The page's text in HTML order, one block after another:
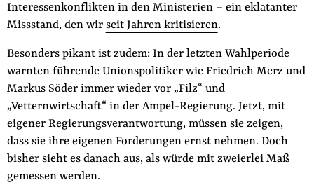
Interessenkonflikten in den Ministerien – ein eklatanter
Missstand, den wir seit Jahren kritisieren.
Besonders pikant ist zudem: In der letzten Wahlperiode
warnten führende Unionspolitiker wie Friedrich Merz und
Markus Söder immer wieder vor „Filz“ und
„Vetternwirtschaft“ in der Ampel-Regierung. Jetzt, mit
eigener Regierungsverantwortung, müssen sie zeigen,
dass sie ihre eigenen Forderungen ernst nehmen. Doch
bisher sieht es danach aus, als würde mit zweierlei Maß
gemessen werden.